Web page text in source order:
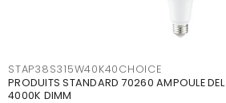
STAP38S315W40K40CHOICE
PRODUITS STANDARD 70260 AMPOULE
4000K DIMM